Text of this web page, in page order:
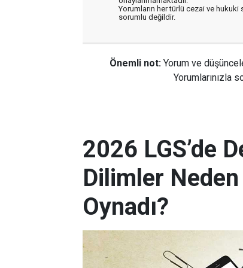
Yorumların her türlü cezai ve
sorumlu değildir.
Önemli not: Yorum ve
Yorumlarınızla
2026 LGS’de
Dilimler
Oynadı?